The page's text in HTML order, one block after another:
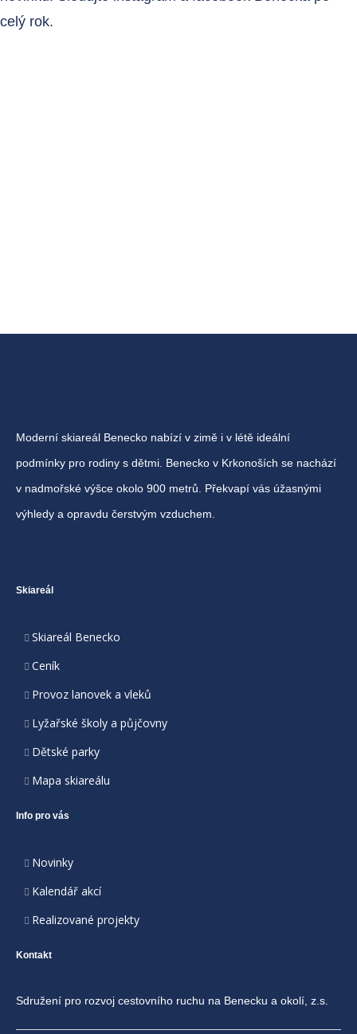
celý rok.
Moderní skiareál Benecko nabízí v zimě i v létě ideální
podmínky pro rodiny s dětmi. Benecko v Krkonoších se nachází
v nadmořské výšce okolo 900 metrů. Překvapí vás úžasnými
výhledy a opravdu čerstvým vzduchem.
Skiareál
Skiareál Benecko
Ceník
Provoz lanovek a vleků
Lyžařské školy a půjčovny
Dětské parky
Mapa skiareálu
Info pro vás
Novinky
Kalendář akcí
Realizované projekty
Kontakt
Sdružení pro rozvoj cestovního ruchu na Benecku a okolí, z.s.